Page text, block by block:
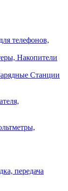
телефонов,
Накопители
Станции
передача